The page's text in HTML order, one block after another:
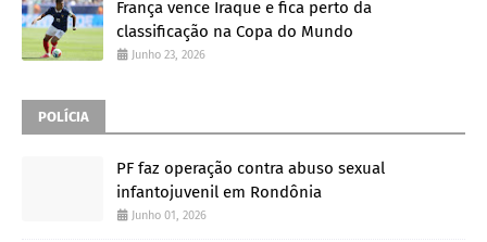
França vence Iraque e fica perto da
classificação na Copa do Mundo
Junho 23, 2026
POLÍCIA
PF faz operação contra abuso sexual
infantojuvenil em Rondônia
Junho 01, 2026